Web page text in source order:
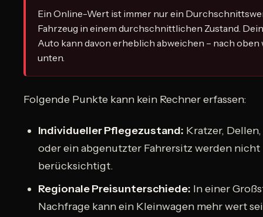
Ein Online-Wert ist immer nur ein
Fahrzeug in einem durchschnittlichen Zustand.
Auto kann davon erheblich abweichen – nach oben
unten.
Folgende Punkte kann kein Rechner erfassen:
Individueller Pflegezustand: Kratzer,
oder ein abgenutzter Fahrersitz werden nicht
berücksichtigt.
Regionale Preisunterschiede: In einer
Nachfrage kann ein Kleinwagen mehr wert